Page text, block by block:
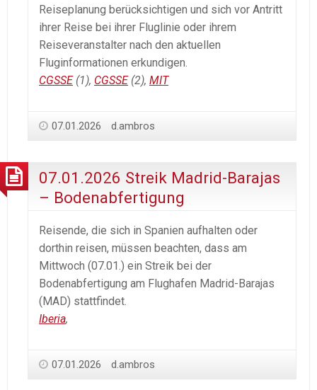
Reiseplanung berücksichtigen und sich vor Antritt
ihrer Reise bei ihrer Fluglinie oder ihrem
Reiseveranstalter nach den aktuellen
Fluginformationen erkundigen.
CGSSE(1), CGSSE(2), MIT
07.01.2026 d.ambros
07.01.2026 Streik Madrid-Barajas
– Bodenabfertigung
Reisende, die sich in Spanien aufhalten oder
dorthin reisen, müssen beachten, dass am
Mittwoch (07.01.) ein Streik bei der
Bodenabfertigung am Flughafen Madrid-Barajas
(MAD) stattfindet.
Iberia,
07.01.2026 d.ambros